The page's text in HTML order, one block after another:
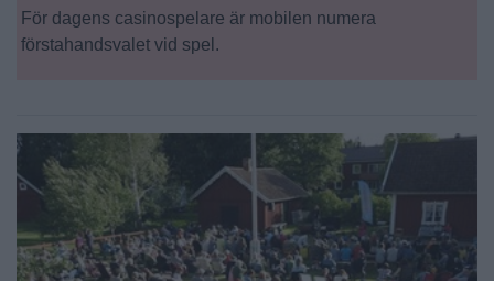
För dagens casinospelare är mobilen numera
förstahandsvalet vid spel.